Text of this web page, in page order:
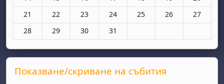
Няма събития, понеделник, 21 юли
21 Няма събития, вторник, 22 юли
22 Няма събития, сряда, 23 юли
23 Няма събития, четвъртък, 24 юли
24 Няма събития, петък, 25
25 Няма събития,
26 Няма
27
Няма събития, понеделник, 28 юли
28 Няма събития, вторник, 29 юли
29 Няма събития, сряда, 30 юли
30 Няма събития, четвъртък, 31 юли
31
Supplementary blocks
Прескочи Показване/скриване на събития
Показване/скриване на събития